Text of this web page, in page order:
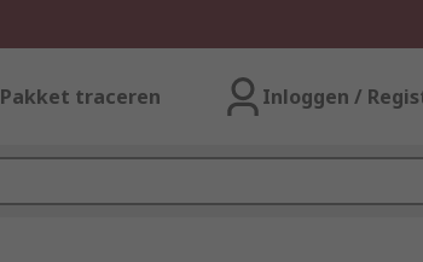
Pakket traceren Inloggen /